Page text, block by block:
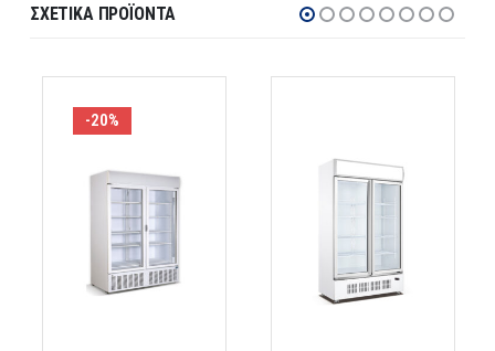
ΣΧΕΤΙΚΆ ΠΡΟΪΌΝΤΑ
-20%